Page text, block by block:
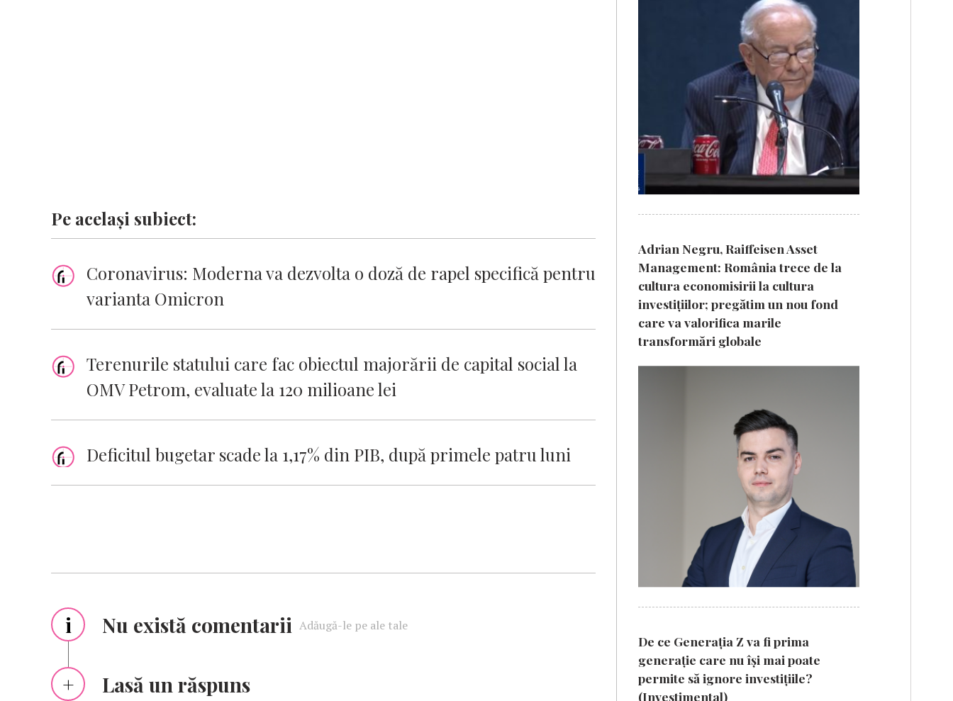
Pe același subiect:
Coronavirus: Moderna va dezvolta o doză de rapel specifică pentru
varianta Omicron
Terenurile statului care fac obiectul majorării de capital social la
OMV Petrom, evaluate la 120 milioane lei
Deficitul bugetar scade la 1,17% din PIB, după primele patru luni
i Nu există comentarii Adăugă-le pe ale tale
Lasă un răspuns
Adrian Negru, Raiffeisen Asset
Management: România trece de la
cultura economisirii la cultura
investițiilor; pregătim un nou fond
care va valorifica marile
transformări globale
De ce Generația Z va fi prima
generație care nu își mai poate
permite să ignore investițiile?
(Investimental)